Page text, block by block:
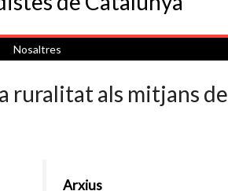
Nosaltres
ruralitat als mitjans de
Arxius